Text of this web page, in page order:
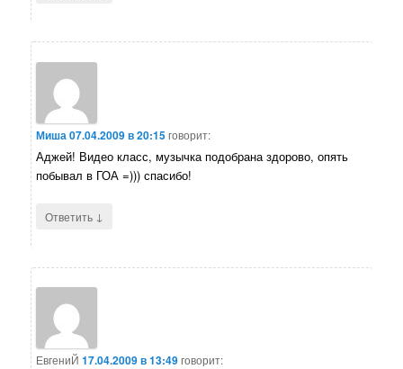
Миша 07.04.2009 в 20:15говорит:
Аджей! Видео класс, музычка подобрана здорово, опять
побывал в ГОА =))) спасибо!
Ответить ↓
ЕвгениЙ 17.04.2009 в 13:49говорит: